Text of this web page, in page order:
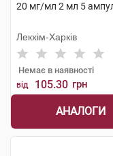
20 мг/мл 2 мл 5
Лекхім-Харків
Немає в наявності
від 105.30 грн
АНАЛОГИ